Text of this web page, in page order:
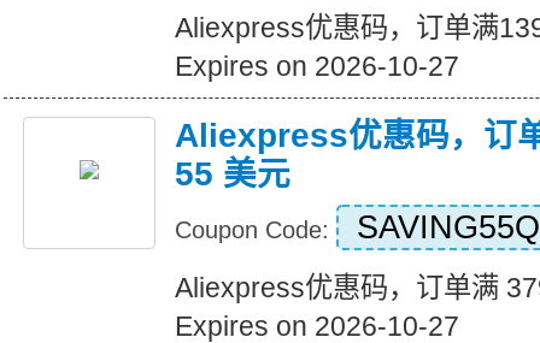
Aliexpress优惠码，订单满
Expires on 2026-10-27
Aliexpress优惠码，订
55 美元
Coupon Code: SAVING55Q
Aliexpress优惠码，订单满
Expires on 2026-10-27